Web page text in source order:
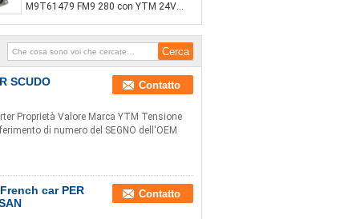
M9T61479 FM9 280 con YTM 24V
SCUDO
Contatto
Proprietà Valore Marca YTM Tensione
di numero del SEGNO dell'OEM
car PER
Contatto